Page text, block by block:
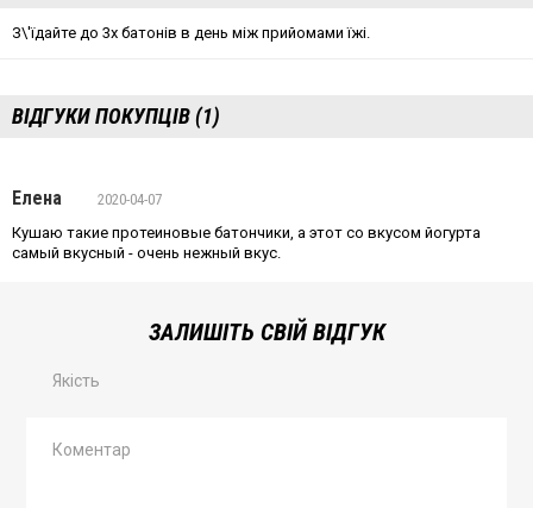
З\'їдайте до 3х батонів в день між прийомами їжі.
ВІДГУКИ ПОКУПЦІВ (1)
Елена
2020-04-07
Кушаю такие протеиновые батончики, а этот со вкусом йогурта
самый вкусный - очень нежный вкус.
ЗАЛИШІТЬ СВІЙ ВІДГУК
Якість